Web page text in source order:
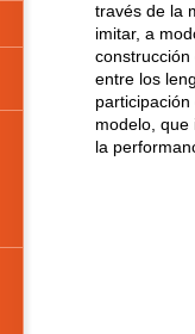
través de la
imitar, a
entre los
modelo, que
la